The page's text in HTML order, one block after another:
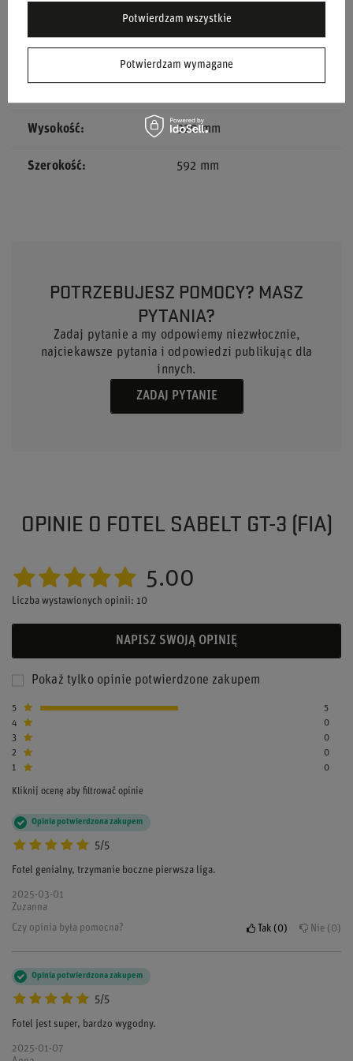
FIA 8855-1999
Wysokość 920 mm
Szerokość 592 mm
POTRZEBUJESZ POMOCY? MASZ
PYTANIA?
Zadaj pytanie a my odpowiemy niezwłocznie,
najciekawsze pytania i odpowiedzi publikując dla
innych.
ZADAJ PYTANIE
OPINIE O FOTEL SABELT GT-3 (FIA)
5.00
Liczba wystawionych opinii: 10
NAPISZ SWOJĄ OPINIĘ
Pokaż tylko opinie potwierdzone zakupem
5
5
4
0
3
0
2
0
1
0
Kliknij ocenę aby filtrować opinie
5/5
Opinia potwierdzona zakupem
Fotel genialny, trzymanie boczne pierwsza liga.
2025-03-01
Zuzanna
Czy opinia była pomocna?
Tak 0 Nie 0
5/5
Opinia potwierdzona zakupem
Fotel jest super, bardzo wygodny.
2025-01-07
Potwierdzam wymagane
Potwierdzam wszystkie